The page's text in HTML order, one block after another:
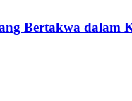
Bertakwa dalam